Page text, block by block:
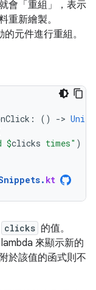
會「重組」
，表示
重新繪製。
元件進行重組。
: () -> Unit
$clicks times" )
. kt
clicks 的值。
來顯示新的
於該值的函式則不